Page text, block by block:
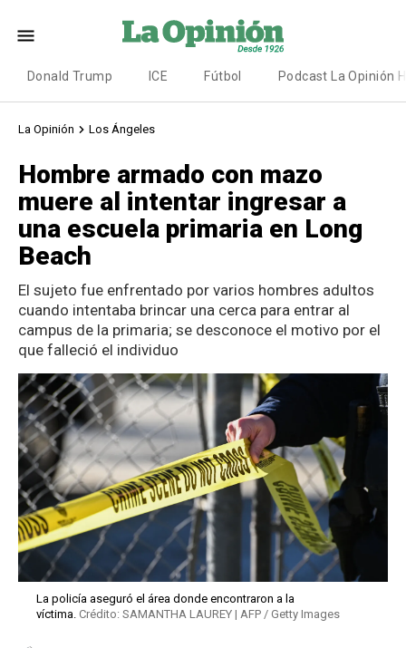
Donald Trump ICE Fútbol Podcast La Opinión
La Opinión Los Ángeles
Hombre armado con mazo
muere al intentar ingresar a
una escuela primaria en Long
Beach
El sujeto fue enfrentado por varios hombres adultos
cuando intentaba brincar una cerca para entrar al
campus de la primaria; se desconoce el motivo por el
que falleció el individuo
La policía aseguró el área donde encontraron a la
víctima. Crédito: SAMANTHA LAUREY | AFP / Getty Images